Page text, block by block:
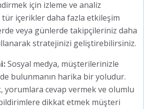
için izleme ve analiz
tür içerikler daha fazla etkileşim
veya günlerde takipçileriniz daha
stratejinizi geliştirebilirsiniz.
Sosyal medya, müşterilerinizle
bulunmanın harika bir yoludur.
yorumlara cevap vermek ve olumlu
dikkat etmek müşteri